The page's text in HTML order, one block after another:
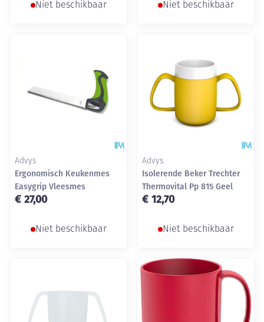
Niet beschikbaar Niet beschikbaar
Advys
Ergonomisch Keukenmes
Easygrip Vleesmes
€ 27,00
Niet beschikbaar
Advys
Isolerende Beker Trechter
Thermovital Pp 815 Geel
€ 12,70
Niet beschikbaar